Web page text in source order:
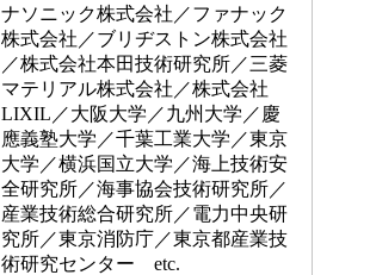
ナソニック株式会社／ファナック
株式会社／ブリヂストン株式会社
／株式会社本田技術研究所／三菱
マテリアル株式会社／株式会社
LIXIL／大阪大学／九州大学／慶
應義塾大学／千葉工業大学／東京
大学／横浜国立大学／海上技術安
全研究所／海事協会技術研究所／
産業技術総合研究所／電力中央研
究所／東京消防庁／東京都産業技
術研究センター etc.